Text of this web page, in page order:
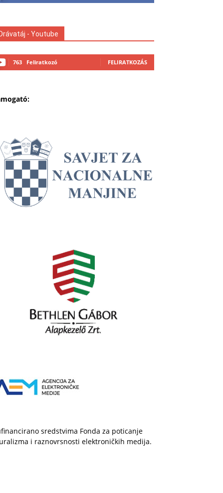
Drávatáj - Youtube
763 Feliratkozó FELIRATKOZÁS
sredstvima Fonda za poticanje
i raznovrsnosti elektroničkih medija.